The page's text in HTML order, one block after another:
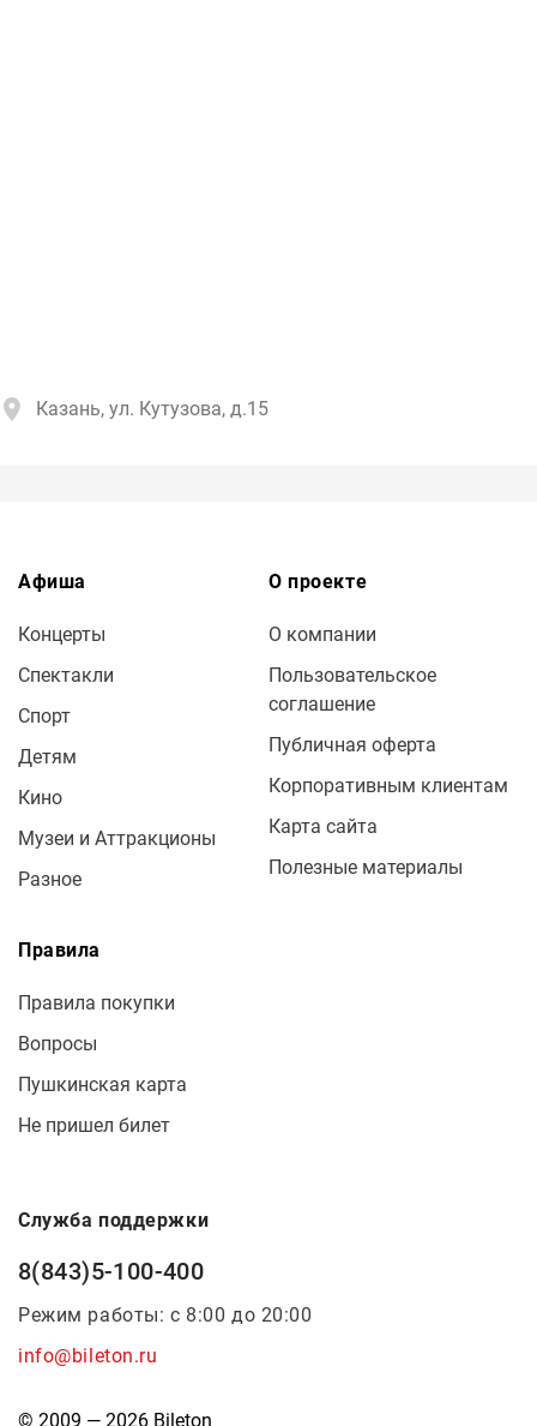
Казань, ул. Кутузова, д.15
Афиша
Концерты
Спектакли
Спорт
Детям
Кино
Музеи и Аттракционы
Разное
О проекте
О компании
Пользовательское
соглашение
Публичная оферта
Корпоративным клиентам
Карта сайта
Полезные материалы
Правила
Правила покупки
Вопросы
Пушкинская карта
Не пришел билет
Служба поддержки
8(843)5-100-400
Режим работы: с 8:00 до 20:00
info@bileton.ru
© 2009 — 2026 Bileton